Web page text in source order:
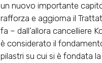
un nuovo importante
rafforza e aggiorna il
fa – dall’allora cancelliere
è considerato il
pilastri su cui si è fondata